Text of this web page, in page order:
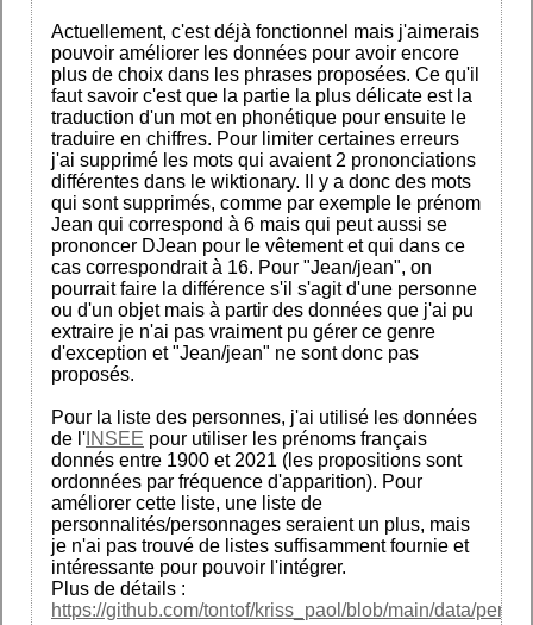
Actuellement, c'est déjà fonctionnel mais j'aimerais
pouvoir améliorer les données pour avoir encore
plus de choix dans les phrases proposées. Ce qu'il
faut savoir c'est que la partie la plus délicate est la
traduction d'un mot en phonétique pour ensuite le
traduire en chiffres. Pour limiter certaines erreurs
j'ai supprimé les mots qui avaient 2 prononciations
différentes dans le wiktionary. Il y a donc des mots
qui sont supprimés, comme par exemple le prénom
Jean qui correspond à 6 mais qui peut aussi se
prononcer DJean pour le vêtement et qui dans ce
cas correspondrait à 16. Pour "Jean/jean", on
pourrait faire la différence s'il s'agit d'une personne
ou d'un objet mais à partir des données que j'ai pu
extraire je n'ai pas vraiment pu gérer ce genre
d'exception et "Jean/jean" ne sont donc pas
proposés.
Pour la liste des personnes, j'ai utilisé les données
de l' INSEE pour utiliser les prénoms français
donnés entre 1900 et 2021 (les propositions sont
ordonnées par fréquence d'apparition). Pour
améliorer cette liste, une liste de
personnalités/personnages seraient un plus, mais
je n'ai pas trouvé de listes suffisamment fournie et
intéressante pour pouvoir l'intégrer.
Plus de détails :
https://github.com/tontof/kriss_paol/blob/main/data/